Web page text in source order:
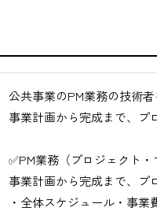
できるキャリア領域
きる仕事
方は別途ご相談ください。
、近畿地方など）
をお選びください。＞
公共事業のPM業務の技術者
事業計画から完成まで、プ
✅PM業務（プロジェクト・
事業計画から完成まで、プ
・全体スケジュール・事業